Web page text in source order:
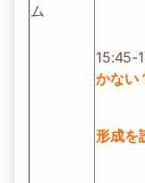
ム
15:45-
かない
形成を
食